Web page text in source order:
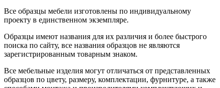
Все образцы мебели изготовлены по индивидуальному
проекту в единственном экземпляре.
Образцы имеют названия для их различия и более быстрого
поиска по сайту, все названия образцов не являются
зарегистрированным товарным знаком.
Все мебельные изделия могут отличаться от представленных
образцов по цвету, размеру, комплектации, фурнитуре, а также